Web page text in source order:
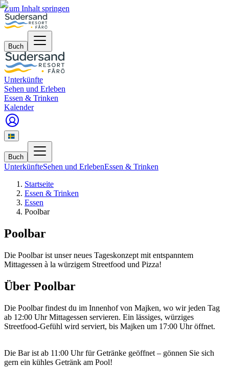
Zum Inhalt springen
Buch
Unterkünfte
Sehen und Erleben
Essen & Trinken
Kalender
Buch
UnterkünfteSehen und ErlebenEssen & Trinken
Startseite
Essen & Trinken
Essen
Poolbar
Poolbar
Die Poolbar ist unser neues Tageskonzept mit entspanntem
Mittagessen à la würzigem Streetfood und Pizza!
Über Poolbar
Die Poolbar findest du im Innenhof von Majken, wo wir jeden Tag
ab 12:00 Uhr Mittagessen servieren. Ein lässiges, würziges
Streetfood-Gefühl wird serviert, bis Majken um 17:00 Uhr öffnet.
Die Bar ist ab 11:00 Uhr für Getränke geöffnet – gönnen Sie sich
gern ein kühles Getränk am Pool!